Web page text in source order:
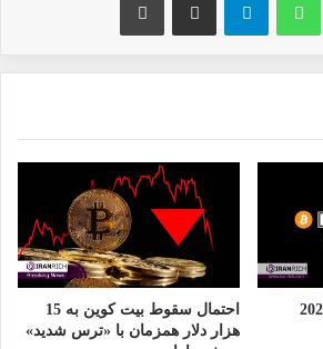
احتمال سقوط بیت کوین به 15
هزار دلار همزمان با «ترس شدید»